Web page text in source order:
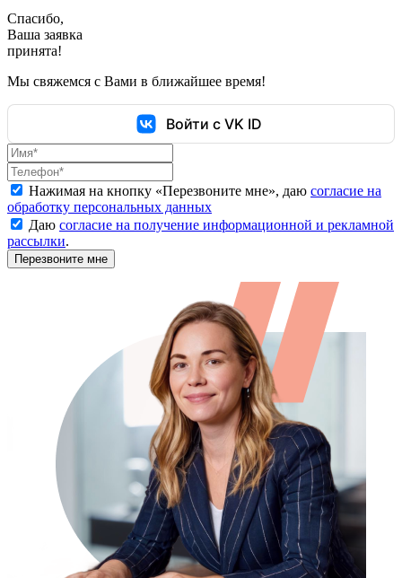
Спасибо,
Ваша заявка
принята!
Мы свяжемся с Вами в ближайшее время!
Войти с VK ID
Нажимая на кнопку «Перезвоните мне», даю согласие на
обработку персональных данных
Даю согласие на получение информационной и рекламной
рассылки.